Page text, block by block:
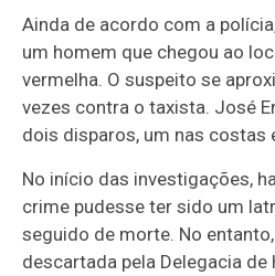
Ainda de acordo com a
um homem que chegou ao
vermelha. O suspeito se
vezes contra o taxista. José
dois disparos, um nas costas
No início das investigações,
crime pudesse ter sido um
seguido de morte. No
descartada pela Delegacia